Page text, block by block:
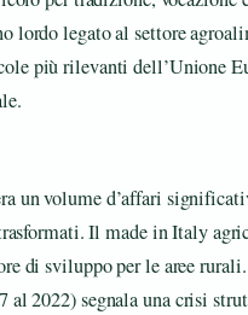
lordo legato al settore
più rilevanti dell’Unione
un volume d’affari
Il made in Italy
di sviluppo per le aree
al 2022) segnala una crisi